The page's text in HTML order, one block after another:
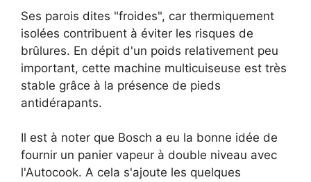
Ses parois dites "froides", car thermiquement
isolées contribuent à éviter les risques de
brûlures. En dépit d'un poids relativement peu
important, cette machine multicuiseuse est très
stable grâce à la présence de pieds
antidérapants.
Il est à noter que Bosch a eu la bonne idée de
fournir un panier vapeur à double niveau avec
l'Autocook. A cela s'ajoute les quelques